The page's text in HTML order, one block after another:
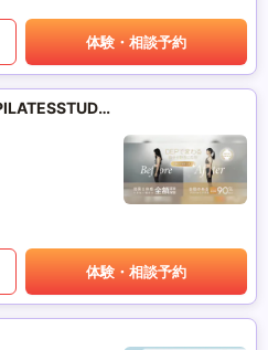
体験・相談予約
ピラティススタジオ デップ (PILATESSTUDIO DEP)
体験・相談予約